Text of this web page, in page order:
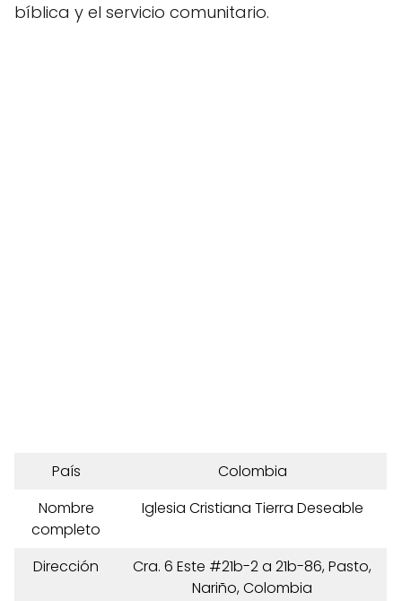
bíblica y el servicio comunitario.
País
Colombia
Nombre
completo
Iglesia Cristiana Tierra Deseable
Dirección
Cra. 6 Este #21b-2 a 21b-86, Pasto,
Nariño, Colombia